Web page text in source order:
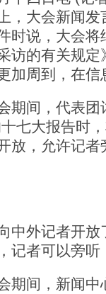
，大会新闻
时说，大会
访的有关规
加周到，在
间，代表团
七大报告时
放，允许记
外记者开放
记者可以旁
间，新闻中